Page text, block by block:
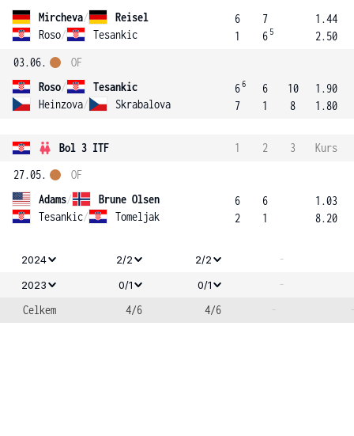
Mircheva/
Reisel
Roso/ Tesankic
6
1
7
6 5
1.44
2.50
03.06.
Roso/
Tesankic
Heinzova/ Skrabalova
OF
66
7
6
1
10
8
1.90
1.80
Bol 3 ITF 1 2 3
Kurs
27.05.
Adams/
Brune Olsen
Tesankic/ Tomeljak
OF
6
2
6
1
1.03
8.20
2024 2/2 2/2 -
2023 0/1 0/1
-
Celkem
4/6 4/6 -